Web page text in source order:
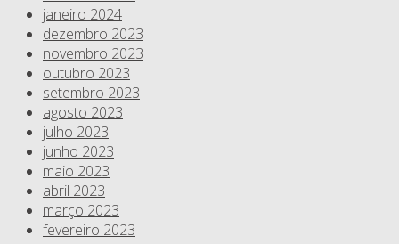
janeiro 2024
dezembro 2023
novembro 2023
outubro 2023
setembro 2023
agosto 2023
julho 2023
junho 2023
maio 2023
abril 2023
março 2023
fevereiro 2023